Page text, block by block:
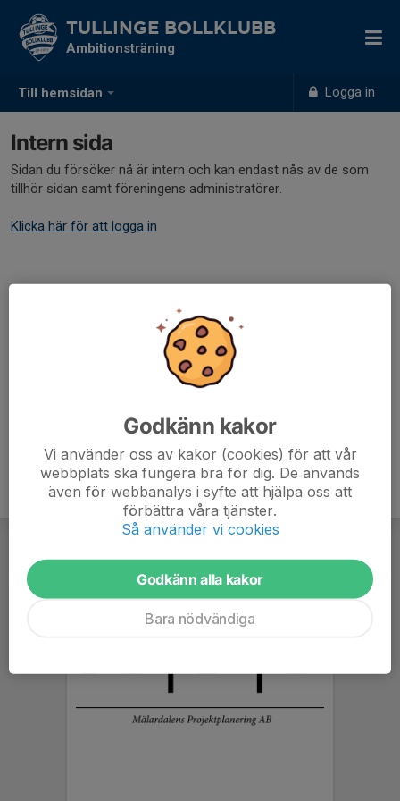
Till hemsidan Logga in
TULLINGE BOLLKLUBB
Ambitionsträning
Intern sida
Sidan du försöker nå är intern och kan endast nås av de som
tillhör sidan samt föreningens administratörer.
Klicka här för att logga in
Godkänn kakor
Vi använder oss av kakor (cookies) för att vår
webbplats ska fungera bra för dig. De används
även för webbanalys i syfte att hjälpa oss att
förbättra våra tjänster.
Så använder vi cookies
Godkänn alla kakor
Bara nödvändiga